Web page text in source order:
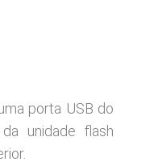
porta USB do
unidade flash